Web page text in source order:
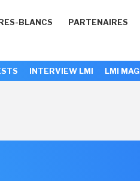
BLANCS PARTENAIRES
INTERVIEW LMI LMI MAG